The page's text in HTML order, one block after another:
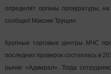
определят органы прокуратуры,
сообщил Максим Трущин.
Крупные торговые центры МЧС
последних проверок состоялась в
рынке «Адмирал». Тогда